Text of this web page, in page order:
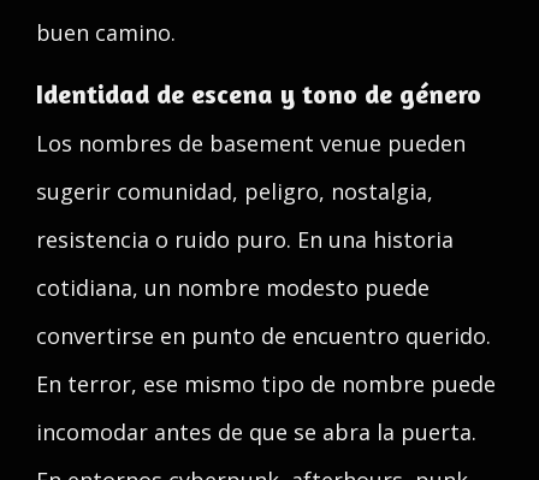
buen camino.
Identidad de escena y tono de género
Los nombres de basement venue pueden
sugerir comunidad, peligro, nostalgia,
resistencia o ruido puro. En una historia
cotidiana, un nombre modesto puede
convertirse en punto de encuentro querido.
En terror, ese mismo tipo de nombre puede
incomodar antes de que se abra la puerta.